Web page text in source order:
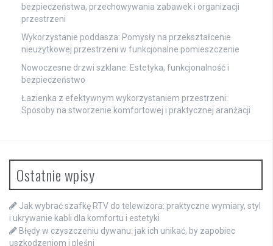
bezpieczeństwa, przechowywania zabawek i organizacji
przestrzeni
Wykorzystanie poddasza: Pomysły na przekształcenie
nieużytkowej przestrzeni w funkcjonalne pomieszczenie
Nowoczesne drzwi szklane: Estetyka, funkcjonalność i
bezpieczeństwo
Łazienka z efektywnym wykorzystaniem przestrzeni:
Sposoby na stworzenie komfortowej i praktycznej aranżacji
Ostatnie wpisy
Jak wybrać szafkę RTV do telewizora: praktyczne wymiary, styl
i ukrywanie kabli dla komfortu i estetyki
Błędy w czyszczeniu dywanu: jak ich unikać, by zapobiec
uszkodzeniom i pleśni